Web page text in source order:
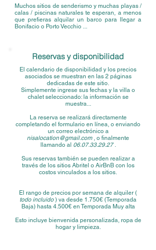
Muchos sitios de senderismo y muchas playas /
calas / piscinas naturales te esperan, a menos
que prefieras alquilar un barco para llegar a
Bonifacio o Porto Vecchio ...
Reservas y disponibilidad
El calendario de disponibilidad y los precios
asociados se muestran en las 2 páginas
dedicadas de este sitio.
Simplemente ingrese sus fechas y la villa o
chalet seleccionado: la información se
muestra...
La reserva se realizará directamente
completando el formulario en línea, o enviando
un correo electrónico a
nisalocation@gmail.com, o finalmente
llamando al 06.07.33.29.27.
Sus reservas también se pueden realizar a
través de los sitios Abritel o AirBnB con los
costos vinculados a los sitios.
El rango de precios por semana de alquiler (
todo incluido) va desde 1.750€ (Temporada
Baja) hasta 4.500€ en Temporada Muy alta
Esto incluye bienvenida personalizada, ropa de
hogar y limpieza.